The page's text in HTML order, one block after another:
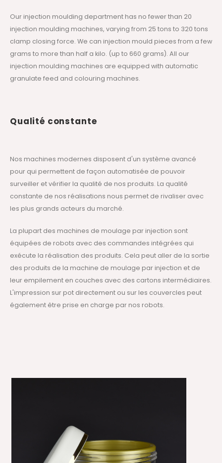
Our injection moulding department has no fewer than 20
injection moulding machines, varying from 25 tons to 320 tons
clamp closing force. We can injection mould pieces from a few
grams to more than half a kilo. (up to 660 grams). All our
injection moulding machines are equipped with automatic
granulate feed and colouring machines.
Qualité constante
Nos machines modernes disposent d'un système avancé
pour qui permettent de façon automatisée de pouvoir
surveiller et vérifier la qualité de nos produits. La qualité
constante de nos réalisations nous permet de rivaliser avec
les plus grands acteurs du marché.
La plupart des machines de moulage par injection sont
équipées de robots avec des commandes intégrées qui
exécute la réalisation des produits. Cela peut aller de la sortie
des produits de la machine de moulage par injection et de
leur empilement en couches avec des cartons intermédiaires.
L'impression sur pot directement ou sur les couvercles peut
également être prise en charge par nos robots.